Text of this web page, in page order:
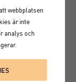
webbplatsen
är inte
analys och